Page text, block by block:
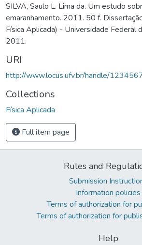
SILVA, Saulo L. Lima da. Um estudo
emaranhamento. 2011. 50 f.
Física Aplicada) - Universidade Federal
2011.
URI
http://www.locus.ufv.br/handle/
Collections
Física Aplicada
Full item page
Rules and
Submission
Information policies
Terms of authorization for
Terms of authorization for
Help